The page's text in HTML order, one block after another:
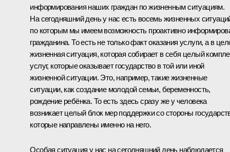
информирования наших граждан по жизненным ситуациям.
На сегодняшний день у нас есть восемь жизненных
по которым мы имеем возможность проактивно
гражданина. То есть не только факт оказания услуги, а в
жизненная ситуация, которая собирает в себя целый
услуг, которые оказывает государство в той или иной
жизненной ситуации. Это, например, такие жизненные
ситуации, как создание молодой семьи, беременность,
рождение ребёнка. То есть здесь сразу же у человека
возникает целый блок мер поддержки со стороны
которые направлены именно на него.
Особая ситуация у нас на сегодняшний день наблюдается